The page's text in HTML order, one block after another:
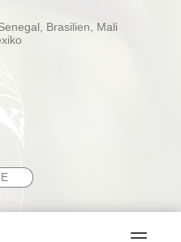
Brasilien, Mali